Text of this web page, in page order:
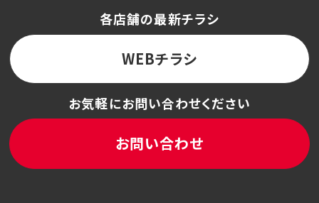
各店舗の最新チラシ
WEBチラシ
お気軽にお問い合わせください
お問い合わせ